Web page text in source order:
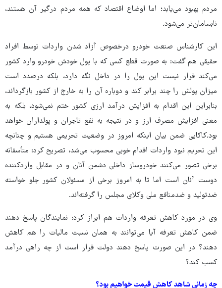
مردم بهبود می‌یابد؛ اما اوضاع اقتصاد که همه مردم درگیر آن هستند،
نابسامان‌تر می‌شود.
این کارشناس صنعت خودرو درخصوص آزاد شدن واردات توسط افراد
حقیقی هم گفت: به‌ صورت قطع کسی که با پول خودش خودرو وارد کشور
می‌کند قرار نیست این پول را در داخل نگه دارد، بلکه درصدد است
میزان پولش را چند برابر کند و دوباره آن را به ‌خارج از کشور بازگرداند،
بنابراین این اقدام به‌ افزایش درآمد ارزی کشور ختم نمی‌شود، بلکه به
‌معنی افزایش مصرف ارز و در نتیجه به‌ نفع تاجران و پولداران خواهد
بود.کاکایی ضمن بیان اینکه امروز در وضعیت تحریمی هستیم و چنانچه
این تحریم نبود واردات اقدام خوبی محسوب می‌شد، تصریح کرد: متأسفانه
برخی تصور می‌کنند خودروساز داخلی دشمن آنان و در مقابل واردکننده
دوست آنان است اما تا به‌ امروز برخی از مسئولان کشور جلو خواسته
ضدتولید و ضدمنافع ملی وکلای مجلس را گرفته‌اند.
وی در مورد کاهش تعرفه واردات هم ابراز کرد: نمایندگان پاسخ دهند
ضمن کاهش تعرفه آیا می‌توانند به‌ همان نسبت مالیات را هم کاهش
دهند؟ در این صورت پاسخ دهند دولت قرار است از چه راهی درآمد
کسب کند؟
چه زمانی شاهد کاهش قیمت خواهیم بود؟